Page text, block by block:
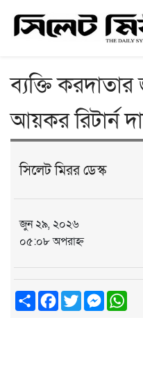
ব্যক্তি
আয়কর রিটার্ন
সিলেট মিরর ডেস্ক
জুন ২৯, ২০২৬
০৫:০৮ অপরাহ্ন
ShareFacebook
Twitter